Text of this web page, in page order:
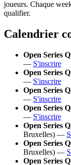
joueurs. Chaque
qualifier.
Calendrier
Open Series
— S'inscrire
Open Series
— S'inscrire
Open Series
— S'inscrire
Open Series
— S'inscrire
Open Series
Bruxelles) —
Open Series
Bruxelles) —
Open Series